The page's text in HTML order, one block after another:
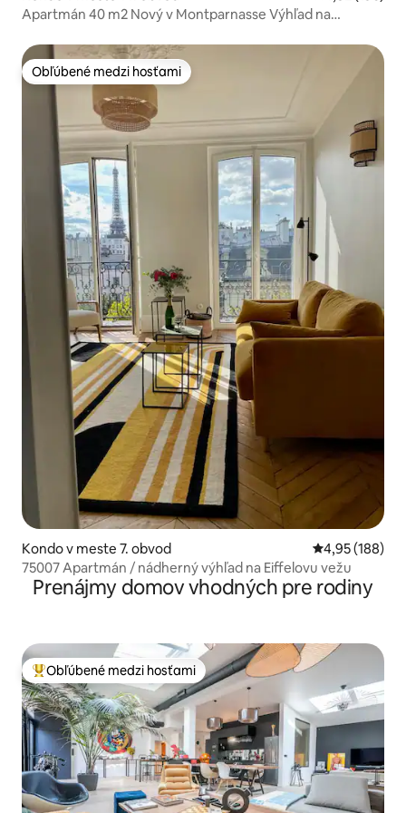
Apartmán 40 m2 Nový v Montparnasse Výhľad na
Obľúbené medzi hosťami
Obľúbené medzi hosťami
Kondo v meste 7. obvod Priemerné
4,95 (188)
75007 Apartmán / nádherný výhľad na Eiffelovu vežu
Prenájmy domov vhodných pre rodiny
Najobľúbenejšie medzi hosťami
Obľúbené medzi hosťami